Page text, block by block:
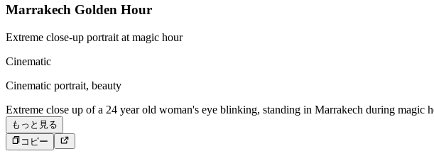
Marrakech Golden Hour
Extreme close-up portrait at magic hour
Cinematic
Cinematic portrait, beauty
Extreme close up of a 24 year old woman's eye blinking, standing in Marrakech during
もっと見る
コピー